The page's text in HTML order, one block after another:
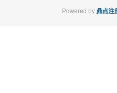
Powered by 鼎点注